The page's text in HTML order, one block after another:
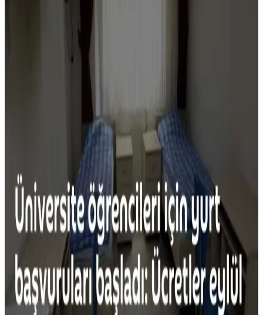
Karabuğday ve Milletin Besin Değerleri ve
Farro, arpa, teff, karabuğday ve millet gibi az kullanılan tahıllar,
Alışkanlıkları Bırakmanın Ekonomik ve Çevresel
Faydaları Üzerine Bir İnceleme
Gereksiz alışkanlıkların bırakılması, ekonomik tasarruf ve çevresel
faydalar sağlar. Kumaş yumuşatıcıdan hazır kahveye, ikinci el
alışverişten evde yemek yapmaya kadar birçok örnekle bilinçli
tüketim mümkün.
Yapışmaz Tava Kullanımı: Sağlık, Güvenlik ve
Çevresel Etkilerin Detaylı İncelemesi
Yapışmaz tavalar doğru kullanıldığında güvenlidir ancak kaplama
zarar görürse sağlık riski oluşur. Üretim sürecindeki kimyasallar
çevreye zarar verir. Alternatif malzemeler daha dayanıklı ve çevreci
seçenekler sunar.
Yemek Pişirme Tükenmişliği ve Basit, Dengeli
Akşam Yemekleri İçin Pratik Öneriler